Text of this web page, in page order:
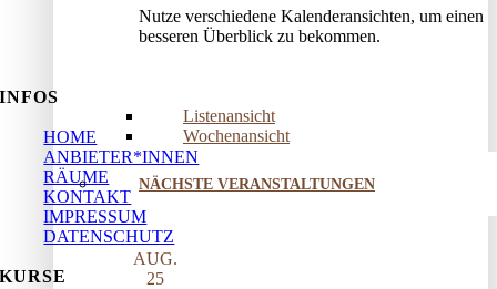
Nutze verschiedene Kalenderansichten, um einen
besseren Überblick zu bekommen.
Listenansicht
Wochenansicht
NÄCHSTE VERANSTALTUNGEN
AUG.
25
INFOS
HOME
ANBIETER*INNEN
RÄUME
KONTAKT
IMPRESSUM
DATENSCHUTZ
KURSE